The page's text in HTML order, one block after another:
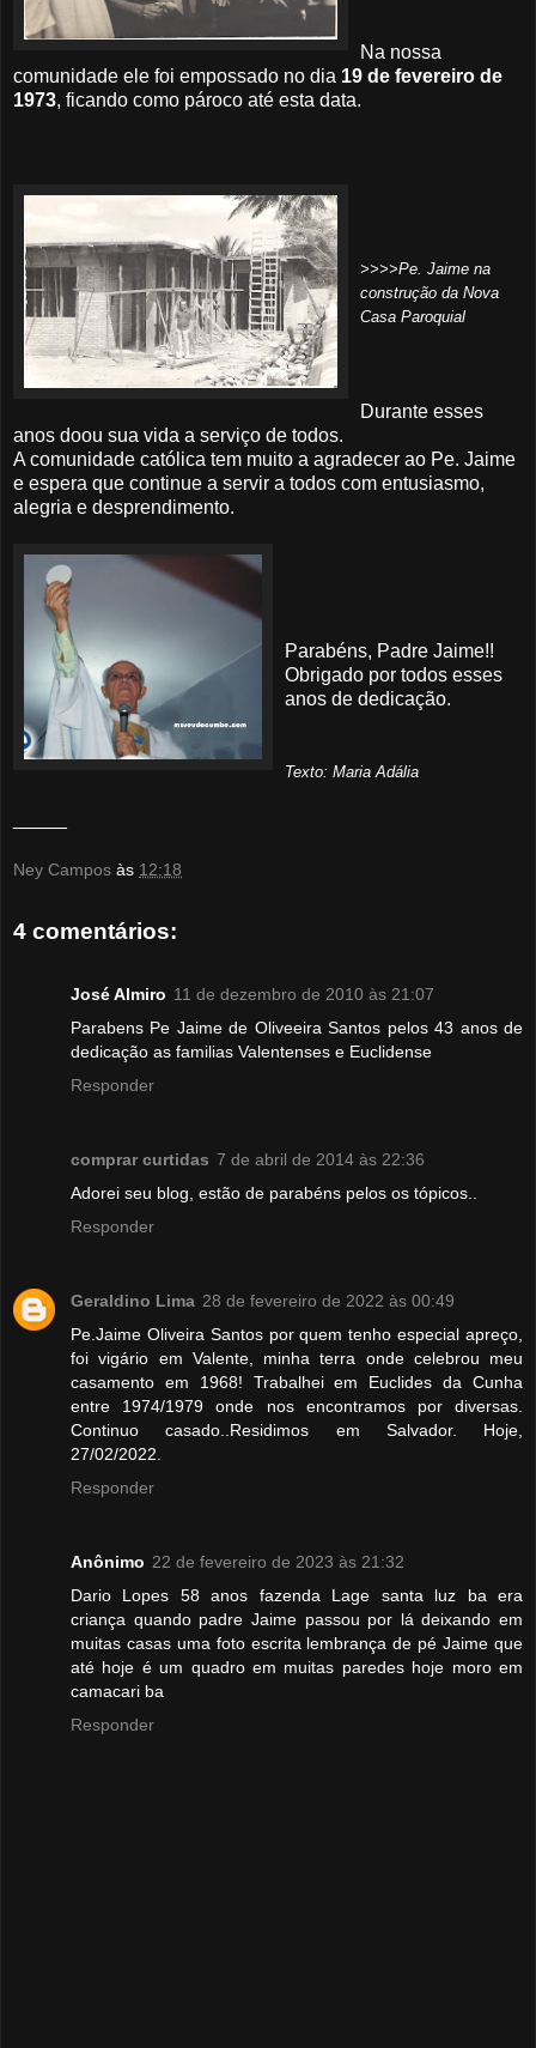
Na nossa
comunidade ele foi empossado no dia 19 de fevereiro de
1973, ficando como pároco até esta data.
>>>>Pe . Jaime na
construção da Nova
Casa Paroquial
Durante esses
anos doou sua vida a serviço de todos.
A comunidade católica tem muito a agradecer ao Pe. Jaime
e espera que continue a servir a todos com entusiasmo,
alegria e desprendimento.
Parabéns, Padre Jaime!!
Obrigado por todos esses
anos de dedicação.
Texto: Maria Adália
Ney Campos às 12:18
4 comentários:
José Almiro 11 de dezembro de 2010 às 21:07
Parabens Pe Jaime de Oliveeira Santos pelos 43 anos de
dedicação as familias Valentenses e Euclidense
Responder
comprar curtidas 7 de abril de 2014 às 22:36
Adorei seu blog, estão de parabéns pelos os tópicos..
Responder
Geraldino Lima 28 de fevereiro de 2022 às 00:49
Pe.Jaime Oliveira Santos por quem tenho especial apreço,
foi vigário em Valente, minha terra onde celebrou meu
casamento em 1968! Trabalhei em Euclides da Cunha
entre 1974/1979 onde nos encontramos por diversas.
Continuo casado..Residimos em Salvador. Hoje,
27/02/2022.
Responder
Anônimo 22 de fevereiro de 2023 às 21:32
Dario Lopes 58 anos fazenda Lage santa luz ba era
criança quando padre Jaime passou por lá deixando em
muitas casas uma foto escrita lembrança de pé Jaime que
até hoje é um quadro em muitas paredes hoje moro em
camacari ba
Responder